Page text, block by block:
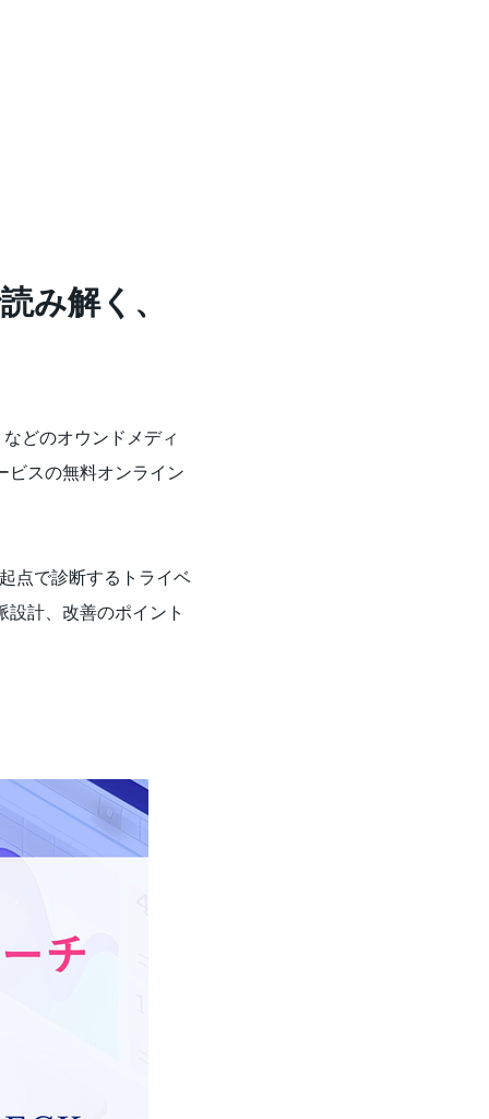
み解く、
どのオウンドメディ
ビスの無料オンライン
点で診断するトライベ
計、改善のポイント